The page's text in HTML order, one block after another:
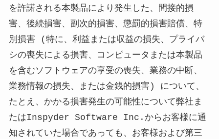
を許諾される本製品により発生した、間接的損
害、後続損害、副次的損害、懲罰的損害賠償、特
別損害 (特に、利益または収益の損失、プライバ
シの喪失による損害、コンピュータまたは本製品
を含むソフトウェアの享受の喪失、業務の中断、
業務情報の損失、または金銭的損害) について、
たとえ、かかる損害発生の可能性について弊社ま
たはInspyder Software Inc.からお客様に通
知されていた場合であっても、お客様および第三